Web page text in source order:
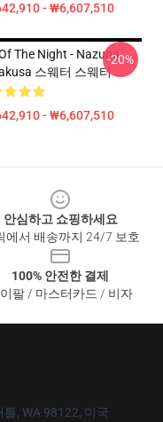
- ₩6,607,510
The Night - Nazuna
스웨터 스웨터
- ₩6,607,510
-20%
안심하고 쇼핑하세요
에서 배송까지 24/7 보호
100% 안전한 결제
팔 / 마스터카드 / 비자
, WA 98122, 미국